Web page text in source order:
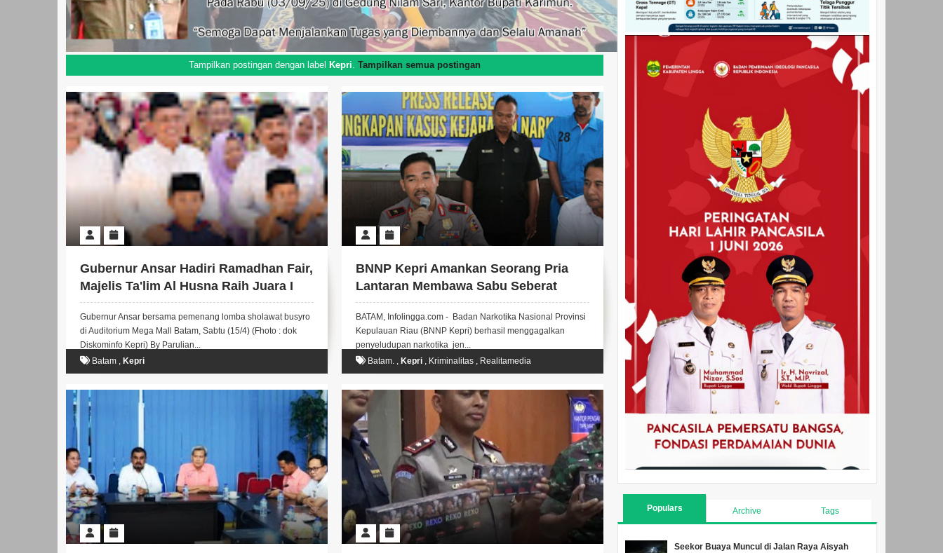
Tampilkan postingan dengan label Kepri. Tampilkan semua postingan
Gubernur Ansar Hadiri Ramadhan Fair,
Majelis Ta'lim Al Husna Raih Juara I
Gubernur Ansar bersama pemenang lomba sholawat busyro
di Auditorium Mega Mall Batam, Sabtu (15/4) (Fhoto : dok
Diskominfo Kepri) By Parulian...
Batam, Kepri
BNNP Kepri Amankan Seorang Pria
Lantaran Membawa Sabu Seberat
1,208 Kilogram
BATAM, Infolingga.com - Badan Narkotika Nasional Provinsi
Kepulauan Riau (BNNP Kepri) berhasil menggagalkan
penyeludupan narkotika jen...
Batam., Kepri, Kriminalitas, Realitamedia
Populars Archive Tags
Seekor Buaya Muncul di Jalan Raya Aisyah